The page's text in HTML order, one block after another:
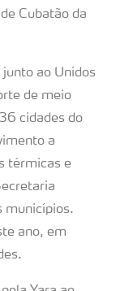
Cubatão da
ao Unidos
de meio
cidades do
a
térmicas e
municípios.
ano, em